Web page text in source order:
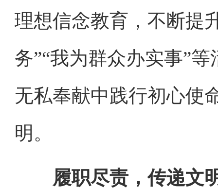
理想信念教育，不断提
务”“我为群众办实事”
无私奉献中践行初心使
明。
履职尽责，传递文